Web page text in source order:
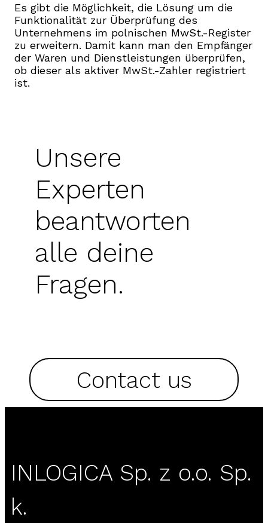
Es gibt die Möglichkeit, die Lösung um die
Funktionalität zur Überprüfung des
Unternehmens im polnischen MwSt.-Register
zu erweitern. Damit kann man den Empfänger
der Waren und Dienstleistungen überprüfen,
ob dieser als aktiver MwSt.-Zahler registriert
ist.
Unsere
Experten
beantworten
alle deine
Fragen.
Contact us
INLOGICA Sp. z o.o. Sp.
k.